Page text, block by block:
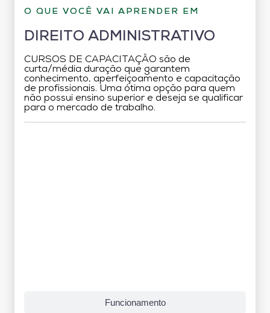
O QUE VOCÊ VAI APRENDER EM
DIREITO ADMINISTRATIVO
CURSOS DE CAPACITAÇÃO são de
curta/média duração que garantem
conhecimento, aperfeiçoamento e capacitação
de profissionais. Uma ótima opção para quem
não possui ensino superior e deseja se qualificar
para o mercado de trabalho.
Funcionamento